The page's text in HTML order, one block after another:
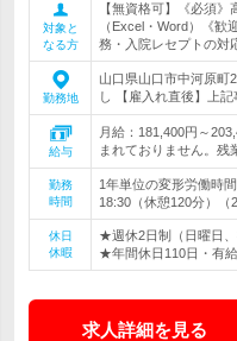
対象と
なる方
【無資格可】《必須
（Excel・Word）《歓
務・入院レセプトの対
勤務地
山口県山口市中河原
し 【雇入れ直後】上記
給与
月給：181,400円～
まれておりません。残
勤務
時間
1年単位の変形労働時
18:30（休憩120分）（
休日
休暇
★週休2日制（日曜日、
★年間休日110日・有
求人詳細を見る